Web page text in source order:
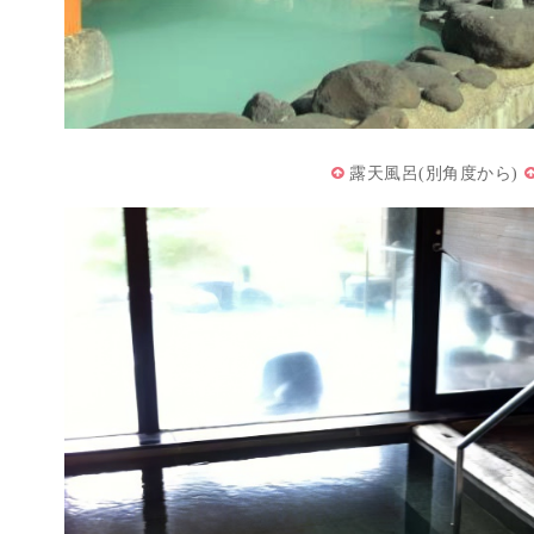
露天風呂(別角度から)